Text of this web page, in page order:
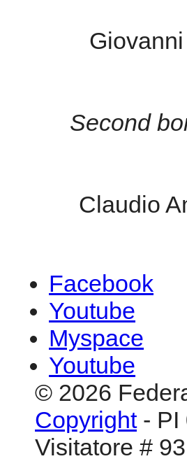
Second
Claudio
Facebook
Youtube
Myspace
Youtube
© 2026
Copyright- PI
Visitatore #